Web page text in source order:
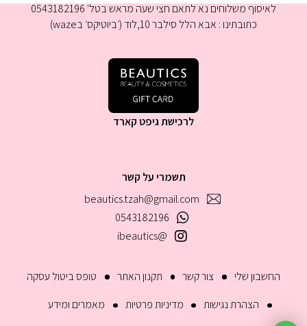
החשבון שלי צור קשר תקנון האתר
טופס ביטול עסקה
הצהרת נגישות
מדיניות פרטיות מאמרים ומידע
תשמרי על קשר
beautics.tzah@gmail.com
0543182196
@ibeautics
לאיסוף משלוחים נא לתאם חצי שעה מראש בטל' 0543182196
כתובתינו : אבא הלל סילבר 10,לוד (׳ביוטיקס׳ בwaze)
לרכישת גיפט קארד